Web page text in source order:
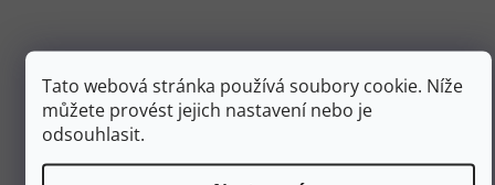
Tato webová stránka používá soubory cookie. Níže
můžete provést jejich nastavení nebo je
odsouhlasit.